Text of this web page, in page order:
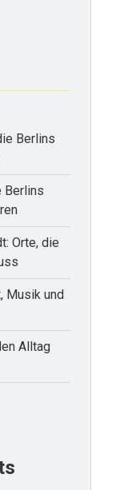
Berlins
Berlins
Orte, die
Musik und
Alltag